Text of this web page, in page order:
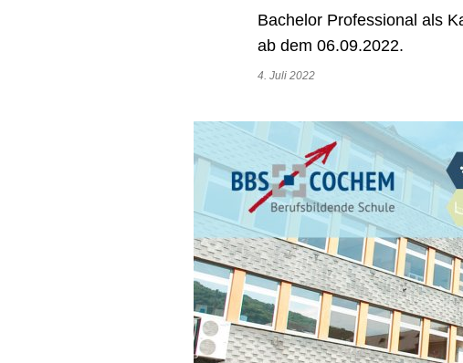
Bachelor Professional als
ab dem 06.09.2022.
4. Juli 2022